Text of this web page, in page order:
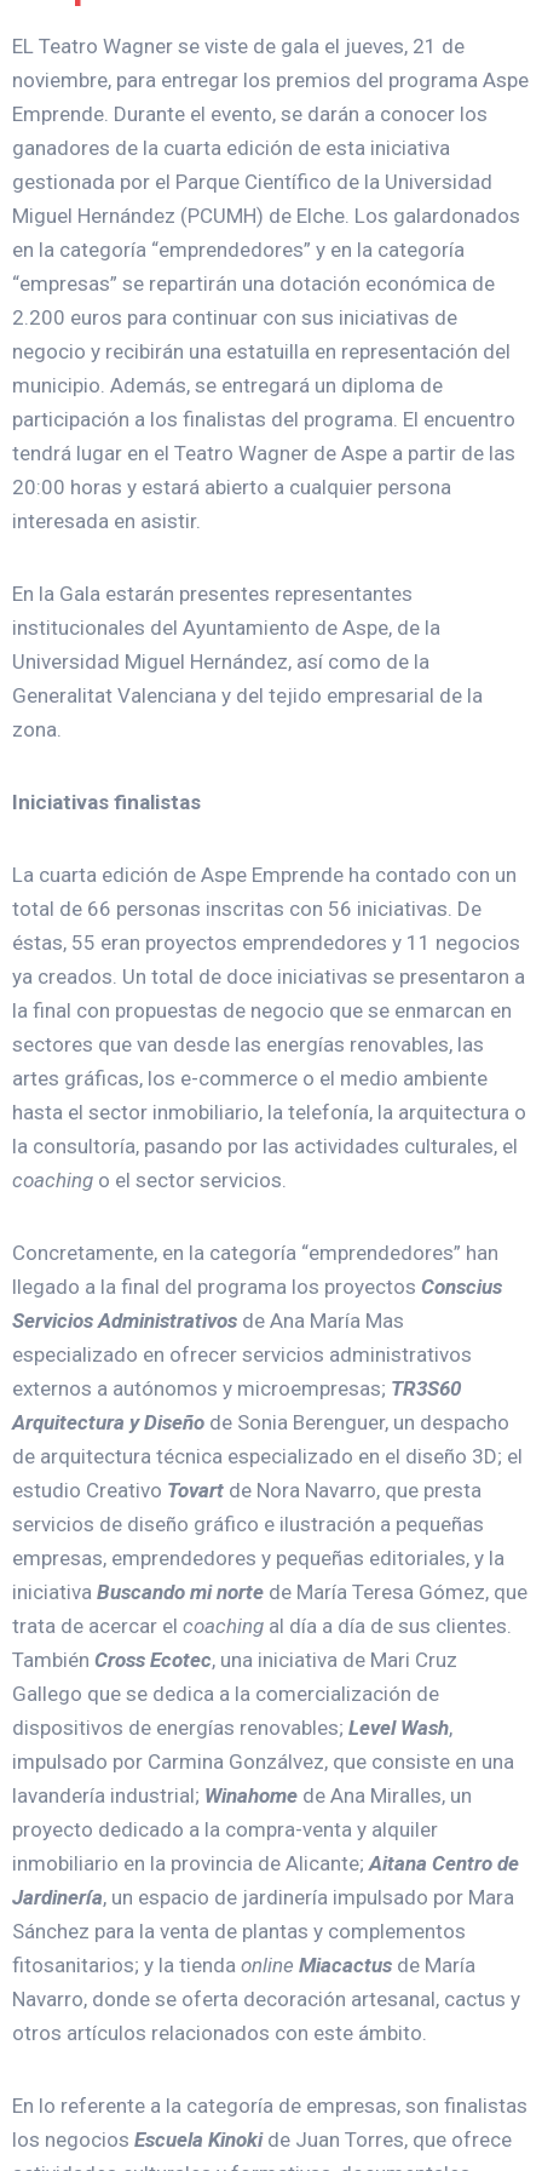
EL Teatro Wagner se viste de gala el jueves, 21 de
noviembre, para entregar los premios del programa Aspe
Emprende. Durante el evento, se darán a conocer los
ganadores de la cuarta edición de esta iniciativa
gestionada por el Parque Científico de la Universidad
Miguel Hernández (PCUMH) de Elche. Los galardonados
en la categoría “emprendedores” y en la categoría
“empresas” se repartirán una dotación económica de
2.200 euros para continuar con sus iniciativas de
negocio y recibirán una estatuilla en representación del
municipio. Además, se entregará un diploma de
participación a los finalistas del programa. El encuentro
tendrá lugar en el Teatro Wagner de Aspe a partir de las
20:00 horas y estará abierto a cualquier persona
interesada en asistir.
En la Gala estarán presentes representantes
institucionales del Ayuntamiento de Aspe, de la
Universidad Miguel Hernández, así como de la
Generalitat Valenciana y del tejido empresarial de la
zona.
Iniciativas finalistas
La cuarta edición de Aspe Emprende ha contado con un
total de 66 personas inscritas con 56 iniciativas. De
éstas, 55 eran proyectos emprendedores y 11 negocios
ya creados. Un total de doce iniciativas se presentaron a
la final con propuestas de negocio que se enmarcan en
sectores que van desde las energías renovables, las
artes gráficas, los e-commerce o el medio ambiente
hasta el sector inmobiliario, la telefonía, la arquitectura o
la consultoría, pasando por las actividades culturales, el
coaching o el sector servicios.
Concretamente, en la categoría “emprendedores” han
llegado a la final del programa los proyectos Conscius
Servicios Administrativos de Ana María Mas
especializado en ofrecer servicios administrativos
externos a autónomos y microempresas; TR3S60
Arquitectura y Diseño de Sonia Berenguer, un despacho
de arquitectura técnica especializado en el diseño 3D; el
estudio Creativo Tovart de Nora Navarro, que presta
servicios de diseño gráfico e ilustración a pequeñas
empresas, emprendedores y pequeñas editoriales, y la
iniciativa Buscando mi norte de María Teresa Gómez, que
trata de acercar el coaching al día a día de sus clientes.
También Cross Ecotec, una iniciativa de Mari Cruz
Gallego que se dedica a la comercialización de
dispositivos de energías renovables; Level Wash,
impulsado por Carmina Gonzálvez, que consiste en una
lavandería industrial; Winahome de Ana Miralles, un
proyecto dedicado a la compra-venta y alquiler
inmobiliario en la provincia de Alicante;Aitana Centro de
Jardinería, un espacio de jardinería impulsado por Mara
Sánchez para la venta de plantas y complementos
fitosanitarios; y la tienda online Miacactus de María
Navarro, donde se oferta decoración artesanal, cactus y
otros artículos relacionados con este ámbito.
En lo referente a la categoría de empresas, son finalistas
los negocios Escuela Kinokide Juan Torres, que ofrece